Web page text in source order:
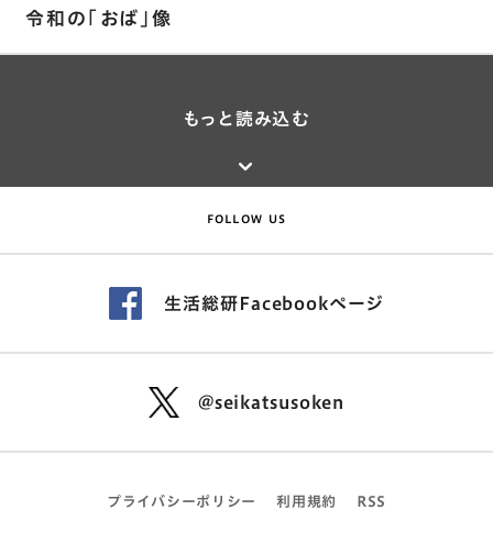
令和の「おば」像
もっと読み込む
FOLLOW US
生活総研Facebookページ
@seikatsusoken
プライバシーポリシー 利用規約 RSS